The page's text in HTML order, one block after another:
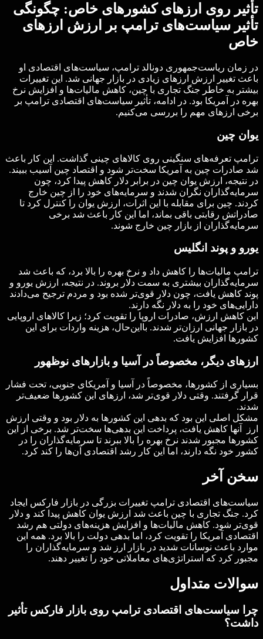
تأثیر روی ارزهای کشورهای خاص: چگونگی
تأثیر سیاست‌های ترامپ بر ارزش ارزهای
خاص
در زمان ریاست‌جمهوری دونالد ترامپ، سیاست‌های اقتصادی او
باعث تغییر ارزش ارزهای زیادی در بازار جهانی شد. این تغییرات
بیشتر به خاطر جنگ تجاری با چین، کاهش مالیات‌ها و افزایش نرخ
بهره در آمریکا بود. در ادامه، تأثیر سیاست‌های اقتصادی ترامپ بر
برخی ارزهای مهم را بررسی می‌کنیم.
یوان چین
ترامپ تعرفه‌های سنگینی روی کالاهای چینی گذاشت. این کار باعث
شد صادرات چین به آمریکا سخت‌تر شود و اقتصاد چین آسیب ببیند.
در نتیجه، ارزش یوان چین در برابر دلار کاهش پیدا کرد، چون
سرمایه‌گذاران نگران شدند و سرمایه‌های خود را از چین خارج
کردند. چین برای مقابله با این اثرات، ارزش یوان را کنترل کرد تا
صادراتش رقابتی باقی بماند، اما این کار باعث شد برخی
سرمایه‌گذاران از بازار چین خارج شوند.
یورو و پوند انگلیس
ترامپ مالیات‌ها را کاهش داد و نرخ بهره را بالا برد، که باعث شد
سرمایه‌گذاران بیشتری به سمت دلار بروند. در نتیجه، ارزش یورو و
پوند کاهش یافت، چون دلار قوی‌تر شده بود و مردم ترجیح می‌دادند
دارایی‌های خود را به دلار نگه دارند.
این کاهش ارزش، صادرات اروپا را تقویت کرد؛ زیرا کالاهای اروپایی
در بازار جهانی ارزان‌تر شدند. بااین‌حال، هزینه واردات برای این
کشورها افزایش یافت.
ارزهای دیگر، مخصوصاً در آسیا و بازارهای نوظهور
بسیاری از کشورها، مخصوصاً در آسیا و آمریکای جنوبی، تحت فشار
قرار گرفتند. وقتی دلار قوی‌تر شد، ارزهای این کشورها ضعیف‌تر
شدند.
مشکل اصلی این بود که بدهی این کشورها به دلار بود و وقتی ارزش
ارز آنها کاهش یافت، پرداخت این بدهی‌ها سخت‌تر شد. برخی از این
کشورها مجبور شدند نرخ بهره را بالا ببرند تا سرمایه‌گذاران را در
کشور خود نگه دارند، اما این کار رشد اقتصادی آن‌ها را کند کرد.
سخن آخر
سیاست‌های اقتصادی ترامپ تغییرات بزرگی در بازار فارکس ایجاد
کرد. جنگ تجاری با چین باعث شد ارزش یوان کاهش پیدا کند و دلار
قوی‌تر شود. کاهش مالیات‌ها و افزایش هزینه‌های دولتی هم رشد
اقتصادی آمریکا را تقویت کرد، اما بدهی دولت را بالا برد. همه این
موارد باعث نوسانات شدید در بازار ارز شد و سرمایه‌گذاران را
مجبور کرد که استراتژی‌های معاملاتی خود را تغییر دهند.
سوالات متداول
چرا سیاست‌های اقتصادی ترامپ روی بازار فارکس تأثیر
داشت؟